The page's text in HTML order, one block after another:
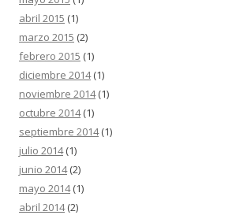
abril 2015 (1)
marzo 2015 (2)
febrero 2015 (1)
diciembre 2014(1)
noviembre 2014(1)
octubre 2014(1)
septiembre 2014(1)
julio 2014(1)
junio 2014(2)
mayo 2014(1)
abril 2014(2)